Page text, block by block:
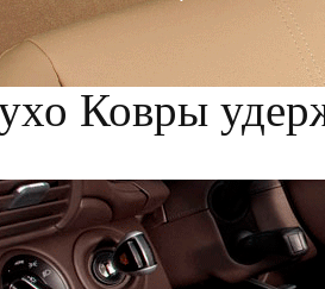
Ковры